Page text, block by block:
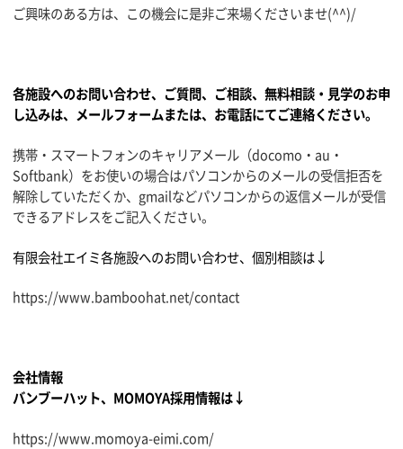
ご興味のある方は、この機会に是非ご来場くださいませ(^^)/
各施設へのお問い合わせ、ご質問、ご相談、無料相談・見学のお申
し込みは、メールフォームまたは、お電話にてご連絡ください。
携帯・スマートフォンのキャリアメール（docomo・au・
Softbank）をお使いの場合はパソコンからのメールの受信拒否を
解除していただくか、gmailなどパソコンからの返信メールが受信
できるアドレスをご記入ください。
有限会社エイミ各施設へのお問い合わせ、個別相談は↓
https://www.bamboohat.net/contact
会社情報
バンブーハット、MOMOYA採用情報は↓
https://www.momoya-eimi.com/